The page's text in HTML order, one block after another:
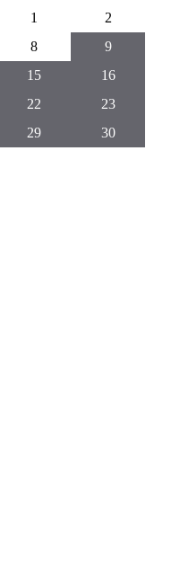
1
2
8
9
15
16
22
23
29
30